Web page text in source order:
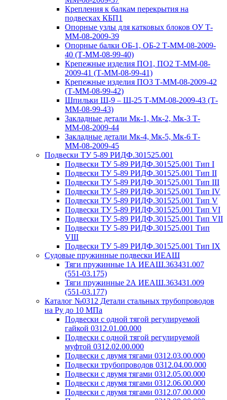
Крепления к балкам перекрытия на
подвесках КБП1
Опорные узлы для катковых блоков ОУ Т-
ММ-08-2009-39
Опорные балки ОБ-1, ОБ-2 Т-ММ-08-2009-
40 (Т-ММ-08-99-40)
Крепежные изделия ПО1, ПО2 Т-ММ-08-
2009-41 (Т-ММ-08-99-41)
Крепежные изделия ПО3 Т-ММ-08-2009-42
(Т-ММ-08-99-42)
Шпильки Ш-9 – Ш-25 Т-ММ-08-2009-43 (Т-
ММ-08-99-43)
Закладные детали Мк-1, Мк-2, Мк-3 Т-
ММ-08-2009-44
Закладные детали Мк-4, Мк-5, Мк-6 Т-
ММ-08-2009-45
Подвески ТУ 5-89 РИДФ.301525.001
Подвески ТУ 5-89 РИДФ.301525.001 Тип I
Подвески ТУ 5-89 РИДФ.301525.001 Тип II
Подвески ТУ 5-89 РИДФ.301525.001 Тип III
Подвески ТУ 5-89 РИДФ.301525.001 Тип IV
Подвески ТУ 5-89 РИДФ.301525.001 Тип V
Подвески ТУ 5-89 РИДФ.301525.001 Тип VI
Подвески ТУ 5-89 РИДФ.301525.001 Тип VII
Подвески ТУ 5-89 РИДФ.301525.001 Тип
VIII
Подвески ТУ 5-89 РИДФ.301525.001 Тип IX
Судовые пружинные подвески ИЕАШ
Тяги пружинные 1А ИЕАШ.363431.007
(551-03.175)
Тяги пружинные 2А ИЕАШ.363431.009
(551-03.177)
Каталог №0312 Детали стальных трубопроводов
на Ру до 10 МПа
Подвески с одной тягой регулируемой
гайкой 0312.01.00.000
Подвески с одной тягой регулируемой
муфтой 0312.02.00.000
Подвески с двумя тягами 0312.03.00.000
Подвески трубопроводов 0312.04.00.000
Подвески с двумя тягами 0312.05.00.000
Подвески с двумя тягами 0312.06.00.000
Подвески с двумя тягами 0312.07.00.000